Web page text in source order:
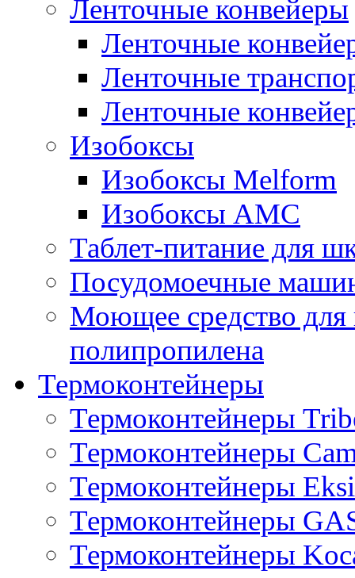
Ленточные конвейеры
Ленточные
Ленточные
Ленточные
Изобоксы
Изобоксы Melform
Изобоксы AMC
Таблет-питание для
Посудомоечные
Моющее средство для
полипропилена
Термоконтейнеры
Термоконтейнеры
Термоконтейнеры
Термоконтейнеры Eksi
Термоконтейнеры
Термоконтейнеры